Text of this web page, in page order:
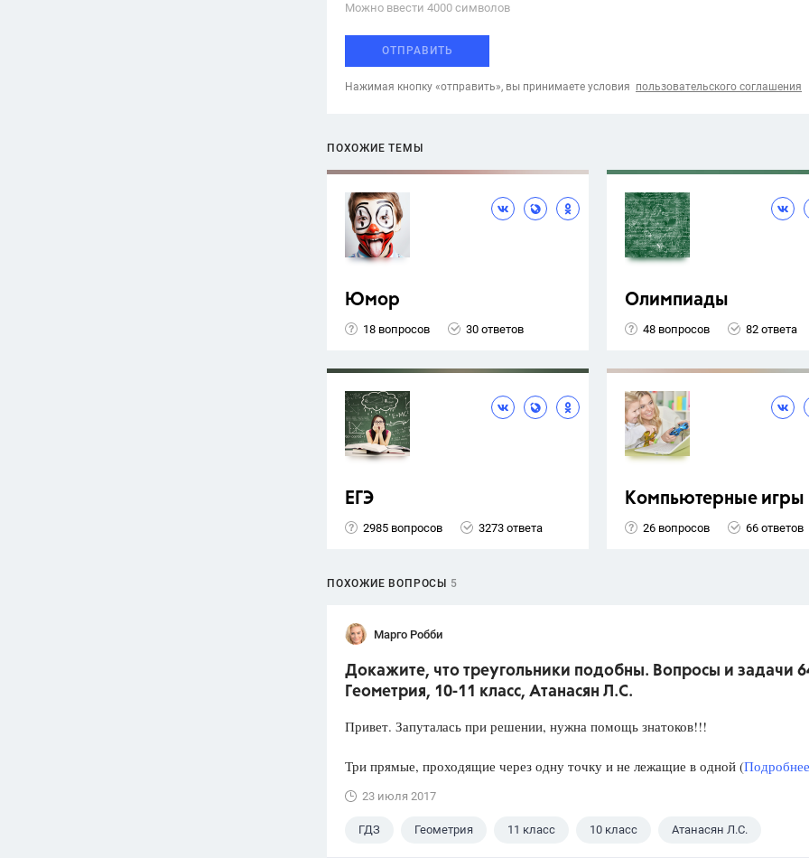
Можно ввести 4000 cимволов
ОТПРАВИТЬ
Нажимая кнопку «отправить», вы принимаете условия пользовательского соглашения
ПОХОЖИЕ ТЕМЫ
Юмор
18 вопросов 30 ответов
Олимпиады
48 вопросов 82 ответа
ЕГЭ
2985 вопросов 3273 ответа
Компьютерные игры
26 вопросов 66 ответов
ПОХОЖИЕ ВОПРОСЫ 5
Марго Робби
Докажите, что треугольники подобны. Вопросы и задачи
Геометрия, 10-11 класс, Атанасян Л.С.
Привет. Запуталась при решении, нужна помощь знатоков!!!
Три прямые, проходящие через одну точку и не лежащие в одной (
23 июля 2017
ГДЗ Геометрия 11 класс 10 класс Атанасян Л.С.